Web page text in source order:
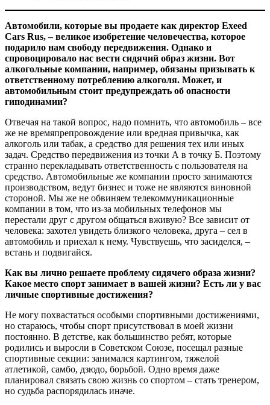
Автомобили, которые вы продаете как директор Exeed
Cars Rus, – великое изобретение человечества, которое
подарило нам свободу передвижения. Однако и
спровоцировало нас вести сидячий образ жизни. Вот
алкогольные компании, например, обязаны призывать к
ответственному потреблению алкоголя. Может, и
автомобильным стоит предупреждать об опасности
гиподинамии?
Отвечая на такой вопрос, надо помнить, что автомобиль – все
же не времяпрепровождение или вредная привычка, как
алкоголь или табак, а средство для решения тех или иных
задач. Средство передвижения из точки А в точку Б. Поэтому
странно перекладывать ответственность с пользователя на
средство. Автомобильные же компании просто занимаются
производством, ведут бизнес и тоже не являются виновной
стороной. Мы же не обвиняем телекоммуникационные
компании в том, что из-за мобильных телефонов мы
перестали друг с другом общаться вживую? Все зависит от
человека: захотел увидеть близкого человека, друга – сел в
автомобиль и приехал к нему. Чувствуешь, что засиделся, –
встань и подвигайся.
Как вы лично решаете проблему сидячего образа жизни?
Какое место спорт занимает в вашей жизни? Есть ли у вас
личные спортивные достижения?
Не могу похвастаться особыми спортивными достижениями,
но стараюсь, чтобы спорт присутствовал в моей жизни
постоянно. В детстве, как большинство ребят, которые
родились и выросли в Советском Союзе, посещал разные
спортивные секции: занимался картингом, тяжелой
атлетикой, самбо, дзюдо, борьбой. Одно время даже
планировал связать свою жизнь со спортом – стать тренером,
но судьба распорядилась иначе.